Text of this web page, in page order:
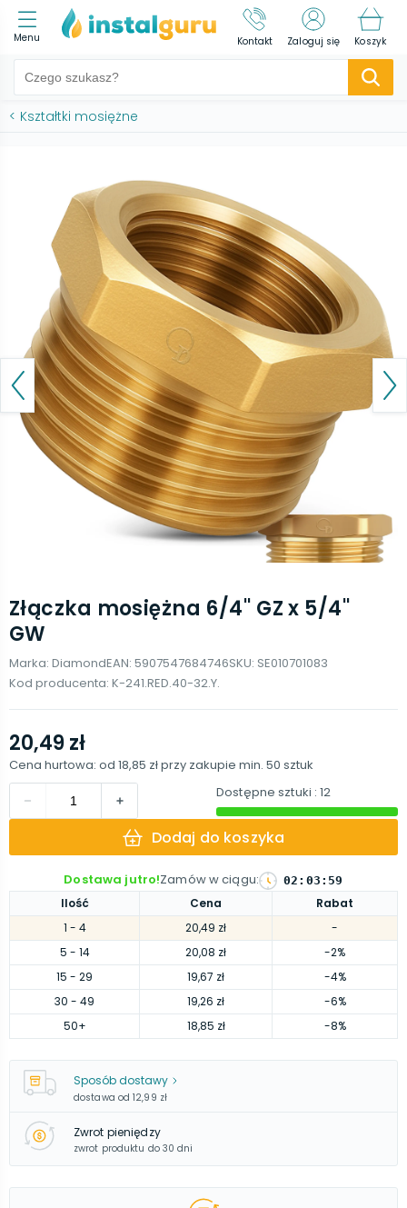
Menu Kontakt Zaloguj się Koszyk
< Kształtki mosiężne
Złączka mosiężna 6/4'' GZ x 5/4''
GW
Marka: DiamondEAN: 5907547684746SKU: SE010701083
Kod producenta: K-241.RED.40-32.Y.
Ilość Cena
Rabat
1 - 4 20,49 zł
-
5 - 14 20,08 zł
-2%
15 - 29 19,67 zł
-4%
30 - 49 19,26 zł
-6%
50+ 18,85 zł -8%
20,49 zł
Cena hurtowa: od 18,85 złprzy zakupie min. 50 sztuk
Dostępne sztuki : 12
Dodaj do koszyka
Dostawa jutro!Zamów w ciągu: 02 : 03 : 58
Sposób dostawy
dostawa od 12,99 zł
Zwrot pieniędzy
zwrot produktu do 30 dni